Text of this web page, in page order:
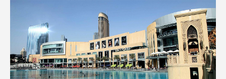
أفضل المطاعم الهندية في دبي: رحلة طهي
اكتشف ممشى نخلة جميرا: جولة بين الفخامة والإطلالات الخلابة